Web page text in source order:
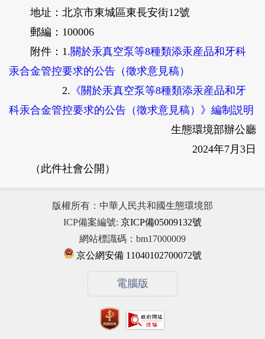
地址：北京市東城區東長安街12號
郵編：100006
附件：1.關於汞真空泵等8種類添汞産品和牙科
汞合金管控要求的公告（徵求意見稿）
2. 《關於汞真空泵等8種類添汞産品和牙
科汞合金管控要求的公告（徵求意見稿）》編制説明
生態環境部辦公廳
2024年7月3日
（此件社會公開）
版權所有：中華人民共和國生態環境部
ICP備案編號: 京ICP備05009132號
網站標識碼：bm17000009
京公網安備 11040102700072號
電腦版